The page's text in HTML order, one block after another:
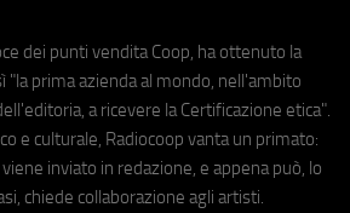
dei punti vendita Coop, ha ottenuto la
"la prima azienda al mondo, nell'ambito
a ricevere la Certificazione etica".
e culturale, Radiocoop vanta un primato:
inviato in redazione, e appena può, lo
chiede collaborazione agli artisti.